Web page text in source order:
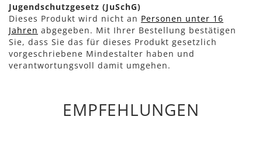
Jugendschutzgesetz (JuSchG)
Dieses Produkt wird nicht an Personen unter 16
Jahren abgegeben. Mit Ihrer Bestellung bestätigen
Sie, dass Sie das für dieses Produkt gesetzlich
vorgeschriebene Mindestalter haben und
verantwortungsvoll damit umgehen.
EMPFEHLUNGEN